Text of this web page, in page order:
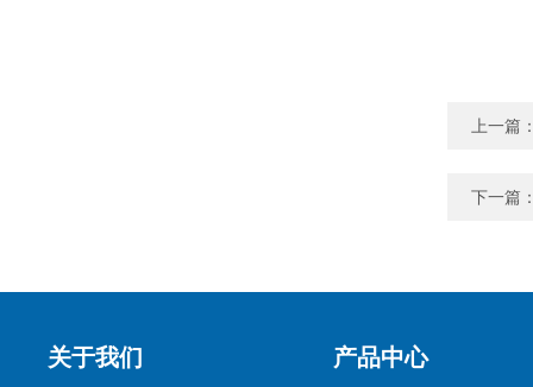
上一篇
下一篇
关于我们 产品中心